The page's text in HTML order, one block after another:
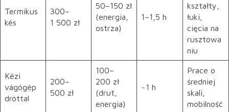
Termikus
kés
300–
1 500 zł
50–150 zł
(energia,
ostrza)
1–1,5 h
kształty,
łuki,
cięcia na
rusztowa
niu
Kézi
vágógép
dróttal
200–
500 zł
100–
200 zł
(drut,
energia)
~1 h
Prace o
średniej
skali,
mobilność